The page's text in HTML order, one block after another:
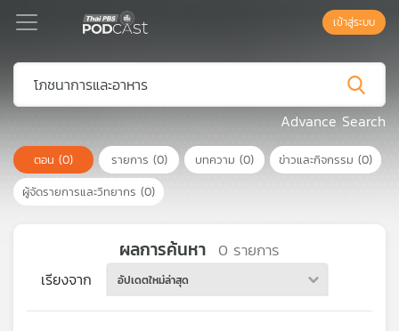
Podcast
เพล
ย์
ลิ
เพล
เข้าสู่ระบบ
Advance Search
ตอน (0) รายการ (0) บทความ (0) ข่าวและกิจกรรม (0)
ผู้จัดรายการและวิทยากร (0)
ผลการค้นหา 0 รายการ
เรียงจาก อัปเดตใหม่ล่าสุด